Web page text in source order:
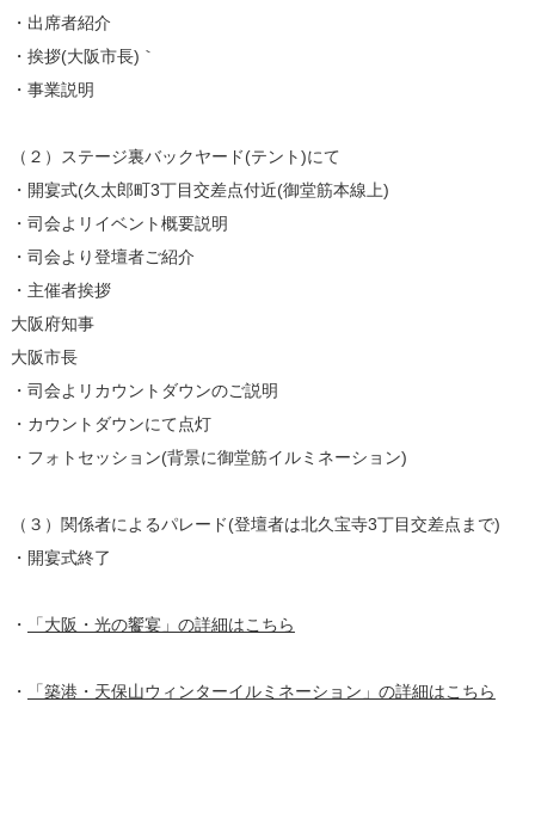
・出席者紹介
・挨拶(大阪市長)｀
・事業説明
（２）ステージ裏バックヤード(テント)にて
・開宴式(久太郎町3丁目交差点付近(御堂筋本線上)
・司会よリイベント概要説明
・司会より登壇者ご紹介
・主催者挨拶
大阪府知事
大阪市長
・司会よリカウントダウンのご説明
・カウントダウンにて点灯
・フォトセッション(背景に御堂筋イルミネーション)
（３）関係者によるパレード(登壇者は北久宝寺3丁目交差点まで)
・開宴式終了
・ 「大阪・光の饗宴」の詳細はこちら
・ 「築港・天保山ウィンターイルミネーション」の詳細はこちら